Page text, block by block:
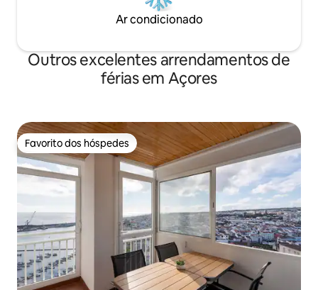
Ar condicionado
Outros excelentes arrendamentos de
férias em Açores
Favorito dos hóspedes
Favorito dos hóspedes